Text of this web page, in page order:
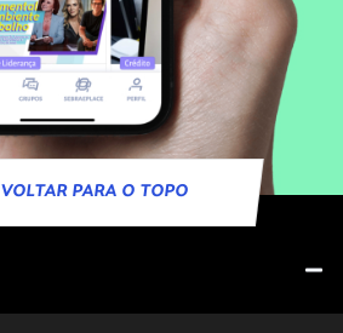
VOLTAR PARA O TOPO